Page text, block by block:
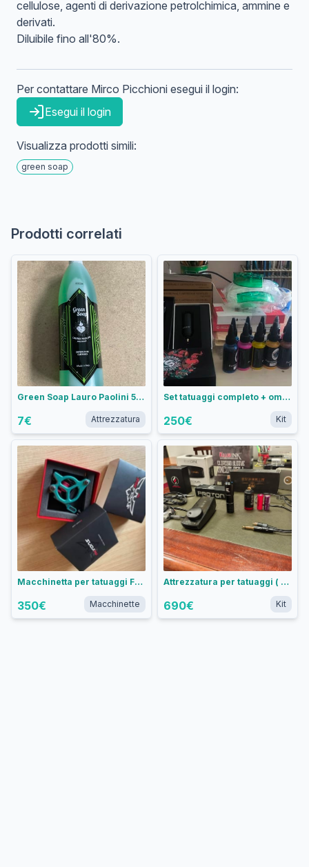
cellulose, agenti di derivazione petrolchimica, ammine e
derivati.
Diluibile fino all'80%.
Per contattare Mirco Picchioni esegui il login:
Esegui il login
Visualizza prodotti simili:
green soap
Prodotti correlati
Green Soap Lauro Paolini 500ml
7€ Attrezzatura
Set tatuaggi completo + omaggi
250€ Kit
Macchinetta per tatuaggi FK Irons Galaxie III in Alluminio Schiuma Marina - Liner Convenzionale
350€ Macchinette
Attrezzatura per tatuaggi ( 2 KIT )
690€ Kit